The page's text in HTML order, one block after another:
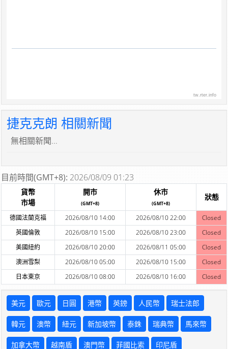
tw.rter.info
捷克克朗 相關新聞
無相關新聞...
目前時間(GMT+8): 2026/08/09 01:23
貨幣
市場
開市
(GMT+8)
休市
(GMT+8)
狀態
德國法蘭克福 2026/08/10 14:00 2026/08/10 22:00
Closed
英國倫敦
2026/08/10 15:00 2026/08/10 23:00
Closed
美國紐約
2026/08/10 20:00 2026/08/11 05:00
Closed
澳洲雪梨
2026/08/10 05:00 2026/08/10 15:00
Closed
日本東京
2026/08/10 08:00 2026/08/10 16:00 Closed
美元 歐元 日圓 港幣 英鎊 人民幣 瑞士法郎
韓元 澳幣 紐元 新加坡幣 泰銖 瑞典幣 馬來幣
加拿大幣 越南盾 澳門幣 菲國比索 印尼盾